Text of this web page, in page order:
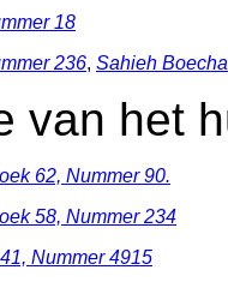
18
236, Sahieh
van het
62, Nummer 90.
58, Nummer 234
Nummer 4915